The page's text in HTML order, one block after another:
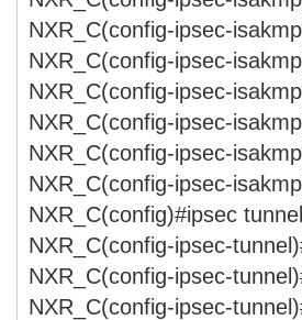
NXR_C(config-ipsec-
NXR_C(config-ipsec-
NXR_C(config-ipsec-
NXR_C(config-ipsec-
NXR_C(config-ipsec-
NXR_C(config-ipsec-
NXR_C(config)#ipsec
NXR_C(config-ipsec-
NXR_C(config-ipsec-
NXR_C(config-ipsec-